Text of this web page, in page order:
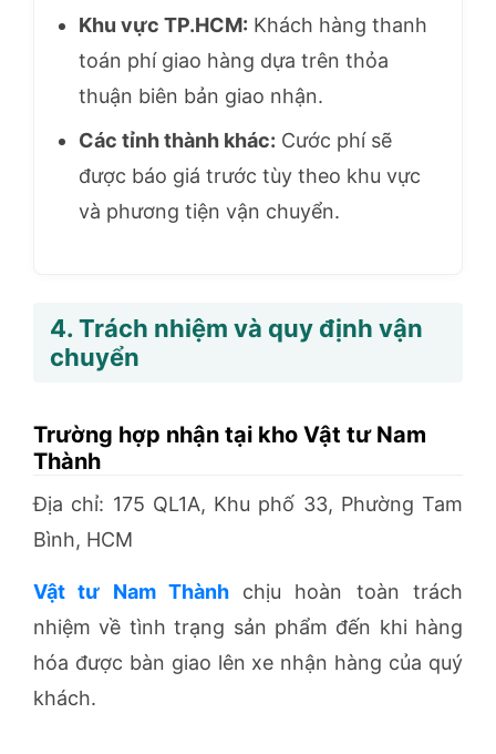
Khu vực TP.HCM: Khách hàng thanh
toán phí giao hàng dựa trên thỏa
thuận biên bản giao nhận.
Các tỉnh thành khác: Cước phí sẽ
được báo giá trước tùy theo khu vực
và phương tiện vận chuyển.
4. Trách nhiệm và quy định vận
chuyển
Trường hợp nhận tại kho Vật tư Nam
Thành
Địa chỉ: 175 QL1A, Khu phố 33, Phường Tam
Bình, HCM
Vật tư Nam Thànhchịu hoàn toàn trách
nhiệm về tình trạng sản phẩm đến khi hàng
hóa được bàn giao lên xe nhận hàng của quý
khách.